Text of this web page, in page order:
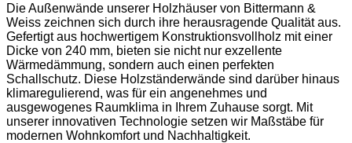
Die Außenwände unserer Holzhäuser von Bittermann &
Weiss zeichnen sich durch ihre herausragende Qualität aus.
Gefertigt aus hochwertigem Konstruktionsvollholz mit einer
Dicke von 240 mm, bieten sie nicht nur exzellente
Wärmedämmung, sondern auch einen perfekten
Schallschutz. Diese Holzständerwände sind darüber hinaus
klimaregulierend, was für ein angenehmes und
ausgewogenes Raumklima in Ihrem Zuhause sorgt. Mit
unserer innovativen Technologie setzen wir Maßstäbe für
modernen Wohnkomfort und Nachhaltigkeit.